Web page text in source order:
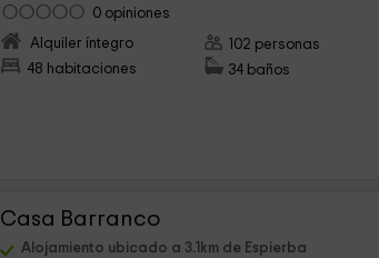
0 opiniones
Alquiler íntegro
48 habitaciones
102 personas
34 baños
Casa Barranco
Alojamiento ubicado a 3.1km de Espierba